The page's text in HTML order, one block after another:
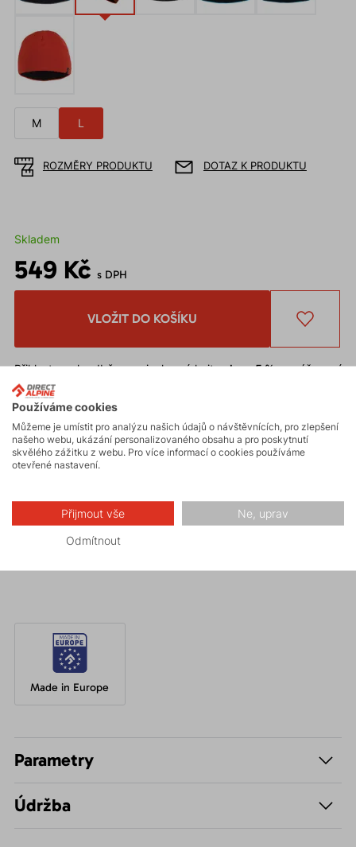
M L
ROZMĚRY PRODUKTU DOTAZ K PRODUKTU
Skladem
549 Kč s DPH
VLOŽIT DO KOŠÍKU
Přihlaste se k odběru novineka získejteslevu 5 %na váš první
nákup.
Chceteslevu 10 %* na první nákup?
shop
Slevu nelze uplatnitna již zlevněné zboží.
* Sleva je podmíněna schválením odběru novinek při registraci.
Výborně padnoucí kulich
z prodyšné akrylové
pleteniny s vnitřní fleeceovou vrstvou v neotřelém
Made in Europe
Parametry
Údržba
Používáme cookies
Můžeme je umístit pro analýzu našich údajů o návštěvnících, pro zlepšení
našeho webu, ukázání personalizovaného obsahu a pro poskytnutí
skvělého zážitku z webu. Pro více informací o cookies používáme
otevřené nastavení.
Přijmout vše Ne, uprav
Odmítnout